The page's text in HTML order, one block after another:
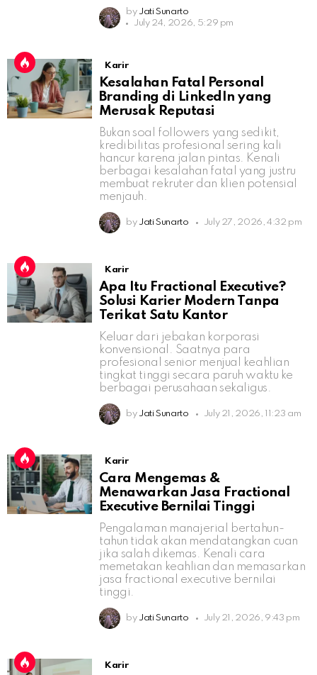
by Jati Sunarto
July 24, 2026, 5:29 pm
Karir
Kesalahan Fatal Personal
Branding di LinkedIn yang
Merusak Reputasi
Bukan soal followers yang sedikit,
kredibilitas profesional sering kali
hancur karena jalan pintas. Kenali
berbagai kesalahan fatal yang justru
membuat rekruter dan klien potensial
menjauh.
by Jati Sunarto July 27, 2026, 4:32 pm
Karir
Apa Itu Fractional Executive?
Solusi Karier Modern Tanpa
Terikat Satu Kantor
Keluar dari jebakan korporasi
konvensional. Saatnya para
profesional senior menjual keahlian
tingkat tinggi secara paruh waktu ke
berbagai perusahaan sekaligus.
by Jati Sunarto July 21, 2026, 11:23 am
Karir
Cara Mengemas &
Menawarkan Jasa Fractional
Executive Bernilai Tinggi
Pengalaman manajerial bertahun-
tahun tidak akan mendatangkan cuan
jika salah dikemas. Kenali cara
memetakan keahlian dan memasarkan
jasa fractional executive bernilai
tinggi.
by Jati Sunarto July 21, 2026, 9:43 pm
Karir